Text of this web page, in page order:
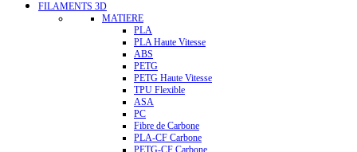
FILAMENTS 3D
MATIERE
PLA
PLA Haute Vitesse
ABS
PETG
PETG Haute Vitesse
TPU Flexible
ASA
PC
Fibre de Carbone
PLA-CF Carbone
PETG-CF Carbone